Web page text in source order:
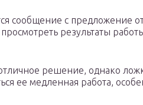
сообщение с предложение
результаты
решение, однако
ее медленная работа,